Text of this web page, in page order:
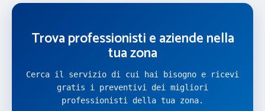
Trova professionisti e aziende nella
tua zona
Cerca il servizio di cui hai bisogno e ricevi
gratis i preventivi dei migliori
professionisti della tua zona.